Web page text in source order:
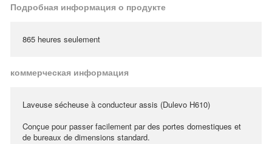
Подробная информация о продукте
865 heures seulement
коммерческая информация
Laveuse sécheuse à conducteur assis (Dulevo H610)
Conçue pour passer facilement par des portes domestiques et
de bureaux de dimensions standard.